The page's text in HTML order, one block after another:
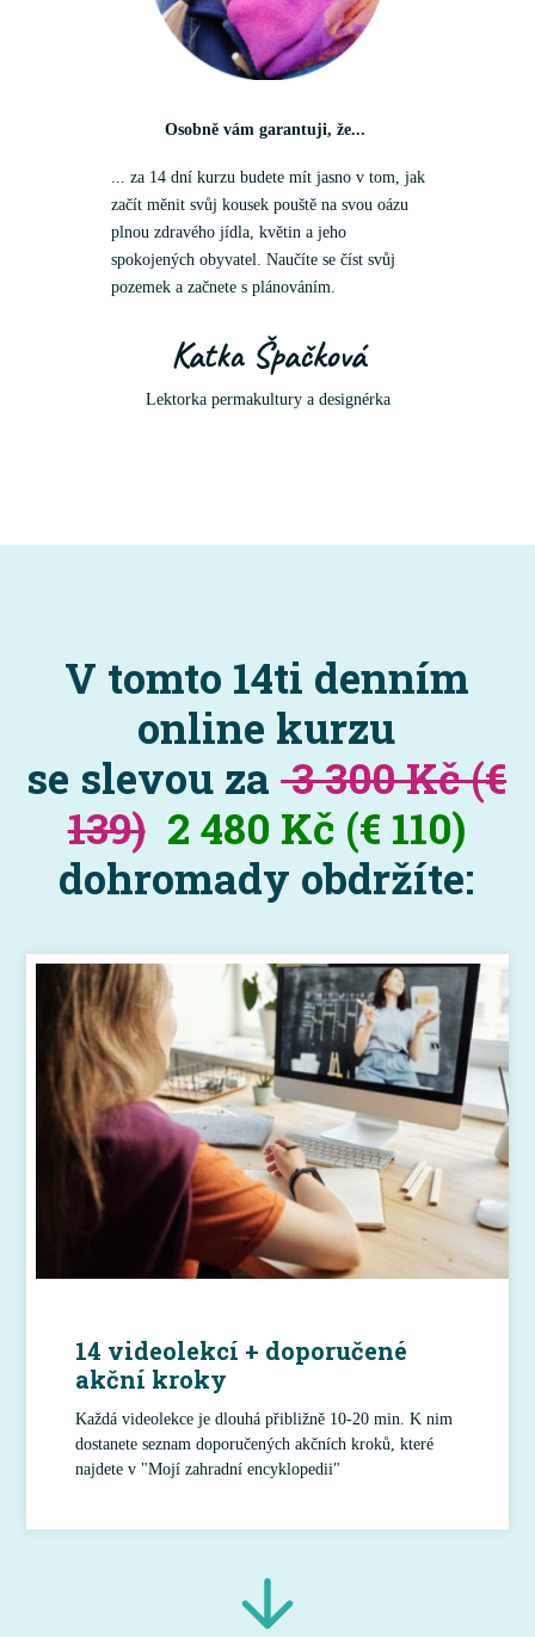
Osobně vám garantuji, že...
... za 14 dní kurzu budete mít jasno v tom, jak
začít měnit svůj kousek pouště na svou oázu
plnou zdravého jídla, květin a jeho
spokojených obyvatel. Naučíte se číst svůj
pozemek a začnete s plánováním.
Katka Špačková
Lektorka permakultury a designérka
V tomto 14ti denním
online kurzu
se slevou za3 300 Kč (€
139) 2 480 Kč (€ 110)
dohromady obdržíte:
14 videolekcí + doporučené
akční kroky
Každá videolekce je dlouhá přibližně 10-20 min. K nim
dostanete seznam doporučených akčních kroků, které
najdete v "Mojí zahradní encyklopedii"